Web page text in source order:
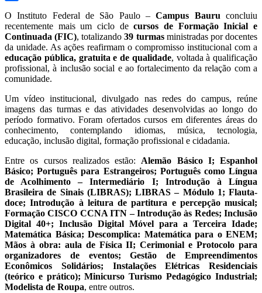
O Instituto Federal de São Paulo –Campus Bauru concluiu
recentemente mais um ciclo decursos de Formação Inicial e
Continuada (FIC), totalizando39 turmasministradas por docentes
da unidade. As ações reafirmam o compromisso institucional com a
educação pública, gratuita e de qualidade, voltada à qualificação
profissional, à inclusão social e ao fortalecimento da relação com a
comunidade.
Um vídeo institucional, divulgado nas redes do campus, reúne
imagens das turmas e das atividades desenvolvidas ao longo do
período formativo. Foram ofertados cursos em diferentes áreas do
conhecimento, contemplando idiomas, música, tecnologia,
educação, inclusão digital, formação profissional e cidadania.
Entre os cursos realizados estão: Alemão Básico I; Espanhol
Básico; Português para Estrangeiros; Português como Língua
de Acolhimento – Intermediário I; Introdução à Língua
Brasileira de Sinais (LIBRAS); LIBRAS – Módulo 1; Flauta-
doce; Introdução à leitura de partitura e percepção musical;
Formação CISCO CCNA ITN – Introdução às Redes; Inclusão
Digital 40+; Inclusão Digital Móvel para a Terceira Idade;
Matemática Básica; Descomplica: Matemática para o ENEM;
Mãos à obra: aula de Física II; Cerimonial e Protocolo para
organizadores de eventos; Gestão de Empreendimentos
Econômicos Solidários; Instalações Elétricas Residenciais
(teórico e prático); Minicurso Turismo Pedagógico Industrial;
Modelista de Roupa, entre outros.